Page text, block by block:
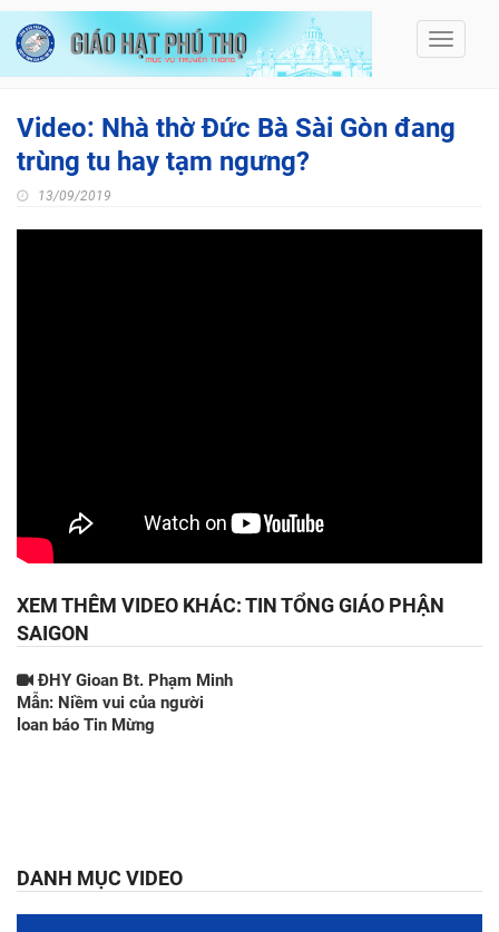
Toggle
Video: Nhà thờ Đức Bà Sài Gòn đang
trùng tu hay tạm ngưng?
13/09/2019
XEM THÊM VIDEO KHÁC: TIN TỔNG GIÁO PHẬN
SAIGON
ĐHY Gioan Bt. Phạm Minh
Mẫn: Niềm vui của người
loan báo Tin Mừng
DANH MỤC VIDEO